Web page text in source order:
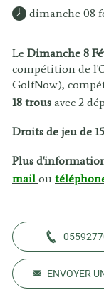
dimanche 08
Le Dimanche 8
compétition de
GolfNow),
18 trous avec 2
Droits de jeu de
Plus
mail ou
ENVOYER